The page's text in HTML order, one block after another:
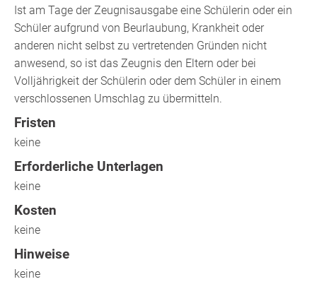
Ist am Tage der Zeugnisausgabe eine Schülerin oder ein
Schüler aufgrund von Beurlaubung, Krankheit oder
anderen nicht selbst zu vertretenden Gründen nicht
anwesend, so ist das Zeugnis den Eltern oder bei
Volljährigkeit der Schülerin oder dem Schüler in einem
verschlossenen Umschlag zu übermitteln.
Fristen
keine
Erforderliche Unterlagen
keine
Kosten
keine
Hinweise
keine